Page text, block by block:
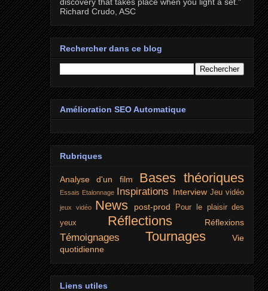
discovery that takes place when you light a set."
Richard Crudo, ASC
Rechercher dans ce blog
Amélioration SEO Automatique
Rubriques
Analyse d'un film Bases théoriques
Essais Etalonnage Inspirations Interview Jeu vidéo
jeux vidéo News post-prod
Pour le plaisir des
yeux
Réflections Réflexions
Témoignages Tournages
Vie
quotidienne
Liens utiles